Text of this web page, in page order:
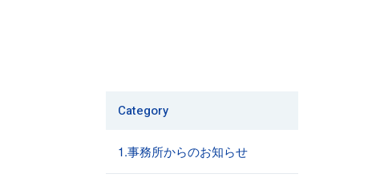
Category
1.事務所からのお知らせ